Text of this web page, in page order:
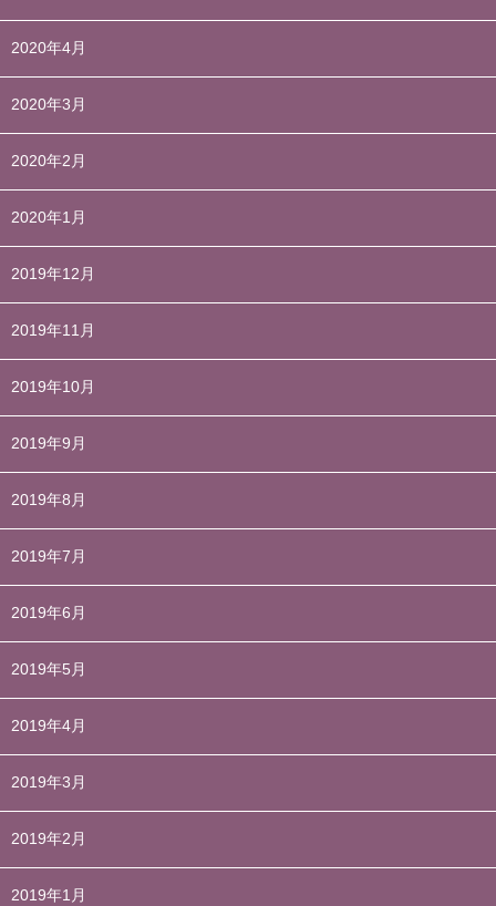
2020年4月
2020年3月
2020年2月
2020年1月
2019年12月
2019年11月
2019年10月
2019年9月
2019年8月
2019年7月
2019年6月
2019年5月
2019年4月
2019年3月
2019年2月
2019年1月